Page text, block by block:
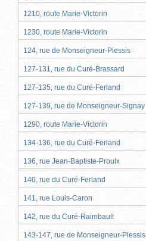
1210, route Marie-Victorin
1230, route Marie-Victorin
124, rue de Monseigneur-Plessis
127-131, rue du Curé-Brassard
127-135, rue du Curé-Ferland
127-139, rue de Monseigneur-Signay
1290, route Marie-Victorin
134-136, rue du Curé-Ferland
136, rue Jean-Baptiste-Proulx
140, rue du Curé-Ferland
141, rue Louis-Caron
142, rue du Curé-Raimbault
143-147, rue de Monseigneur-Plessis